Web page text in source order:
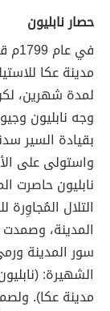
حصار نابليون
في عام 1799م قام
مدينة عكا
لمدة شهرين،
وجه نابليون
بقيادة السير
واستولى على
نابليون حاصرت
التلال
المدينة، وصمدت
سور المدينة
الشهيرة:
مدينة عكا).